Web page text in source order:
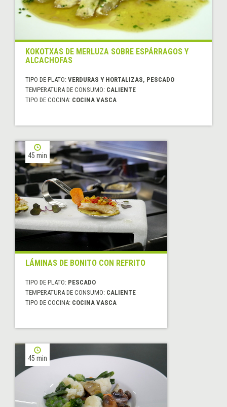
KOKOTXAS DE MERLUZA SOBRE ESPÁRRAGOS Y
ALCACHOFAS
TIPO DE PLATO: VERDURAS Y HORTALIZAS, PESCADO
TEMPERATURA DE CONSUMO: CALIENTE
TIPO DE COCINA: COCINA VASCA
45 min
LÁMINAS DE BONITO CON REFRITO
TIPO DE PLATO: PESCADO
TEMPERATURA DE CONSUMO: CALIENTE
TIPO DE COCINA: COCINA VASCA
45 min